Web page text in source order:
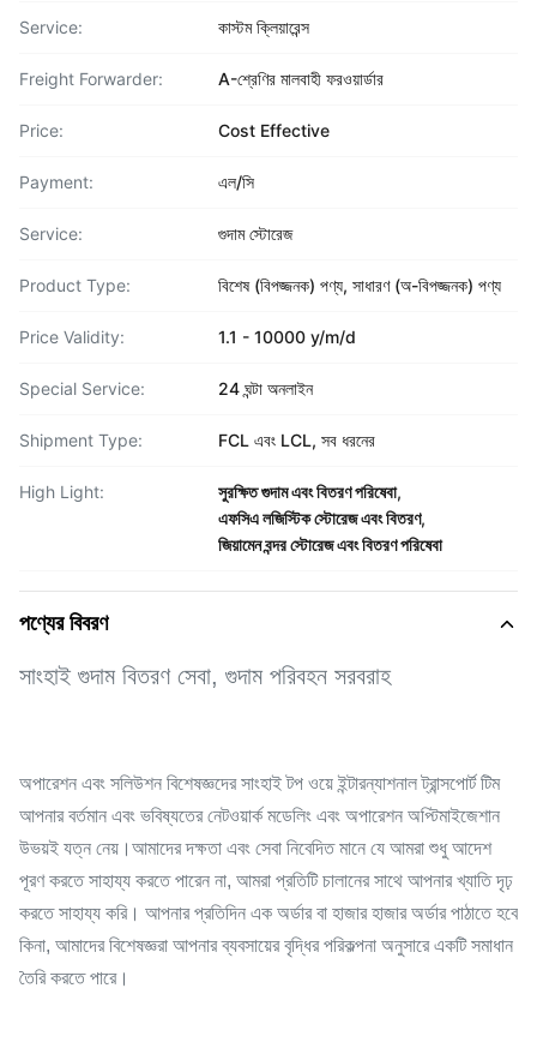
Service: কাস্টম ক্লিয়ারেন্স
Freight Forwarder: A-শ্রেণির মালবাহী ফরওয়ার্ডার
Price: Cost Effective
Payment: এল/সি
Service: গুদাম স্টোরেজ
Product Type: বিশেষ (বিপজ্জনক) পণ্য, সাধারণ (অ-বিপজ্জনক) পণ্য
Price Validity: 1.1 - 10000 y/m/d
Special Service: 24 ঘন্টা অনলাইন
Shipment Type: FCL এবং LCL, সব ধরনের
High Light: সুরক্ষিত গুদাম এবং বিতরণ পরিষেবা,
এফসিএ লজিস্টিক স্টোরেজ এবং বিতরণ,
জিয়ামেন বন্দর স্টোরেজ এবং বিতরণ পরিষেবা
পণ্যের বিবরণ
সাংহাই গুদাম বিতরণ সেবা, গুদাম পরিবহন সরবরাহ
অপারেশন এবং সলিউশন বিশেষজ্ঞদের সাংহাই টপ ওয়ে ইন্টারন্যাশনাল ট্রান্সপোর্ট টিম
আপনার বর্তমান এবং ভবিষ্যতের নেটওয়ার্ক মডেলিং এবং অপারেশন অপ্টিমাইজেশান
উভয়ই যত্ন নেয়।আমাদের দক্ষতা এবং সেবা নিবেদিত মানে যে আমরা শুধু আদেশ
পূরণ করতে সাহায্য করতে পারেন না, আমরা প্রতিটি চালানের সাথে আপনার খ্যাতি দৃঢ়
করতে সাহায্য করি। আপনার প্রতিদিন এক অর্ডার বা হাজার হাজার অর্ডার পাঠাতে হবে
কিনা, আমাদের বিশেষজ্ঞরা আপনার ব্যবসায়ের বৃদ্ধির পরিকল্পনা অনুসারে একটি সমাধান
তৈরি করতে পারে।